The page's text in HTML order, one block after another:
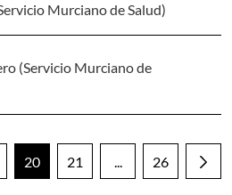
Murciano de Salud)
(Servicio Murciano de
Use TAB para desplazarse.
Página
20
Página
21
PáginasPágina
26